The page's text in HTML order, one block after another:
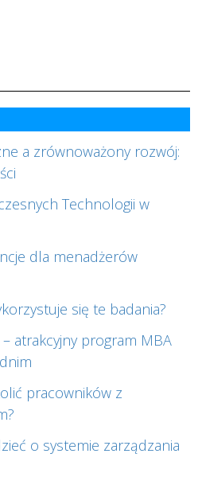
a zrównoważony rozwój:
Technologii w
dla menadżerów
się te badania?
atrakcyjny program MBA
pracowników z
o systemie zarządzania